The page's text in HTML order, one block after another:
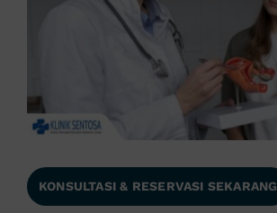
KONSULTASI & RESERVASI SEKARANG